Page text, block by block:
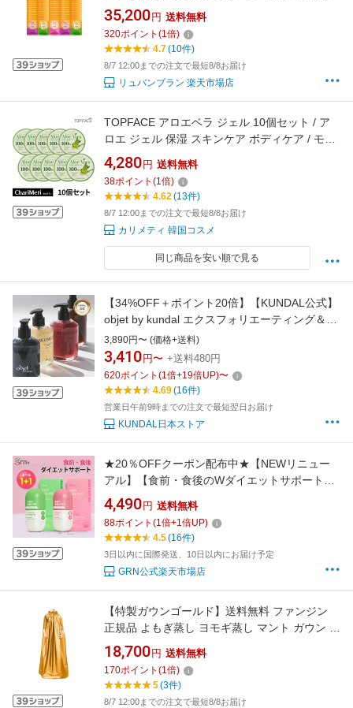
黄土座浴器 韓国 よもぎ 座浴剤 黄土座浴専用座
浴剤 よもぎ蒸し座浴剤 【オリエンタルドライ
ハーブ】
35,200 円 送料無料
320ポイント (1倍)
4.7(10件)
8/7 12:00までの注文で最短8/8お届け
リュバンブラン 楽天市場店
TOPFACE アロエベラ ジェル 10個セット / ア
ロエ ジェル 保湿 スキンケア ボディケア / モイ
スチャー ゲル / 韓国コスメ 送料無料 (宅急便)
4,280 円 送料無料
38ポイント (1倍)
4.62(13件)
8/7 12:00までの注文で最短8/8お届け
カリメティ 韓国コスメ
同じ商品を安い順で見る
【34%OFF＋ポイント20倍】【KUNDAL公式】
objet by kundal エクスフォリエーティング＆ウ
ォータフル ハンドソープ 300ml クンダル
OBJET BY KUNDAL EXFOLIATING &
WATERFULL HAND WASH
3,890円〜 (価格+送料)
3,410 円〜 +送料480円
620ポイント (1倍+19倍UP)〜
4.69(16件)
営業日午前9時までの注文で最短翌日お届け
KUNDAL日本ストア
★20％OFFクーポン配布中★【NEWリニュー
アル】【食前・食後のWダイエットサポート】
ピンク・グリーンスリム(選べる1+1) 30日 ダイ
エット スリムバランスガルシニア カテキン サ
プリ ダイエット スッキリ ビオチン ピンクスリ
ム＆ビオチン グリーンスリム＆快便【grn+公
式】
4,490 円 送料無料
88ポイント (1倍+1倍UP)
4.5(16件)
3日以内に国際発送、10日以内にお届け予定
GRN公式楽天市場店
【特製ガウンゴールド】送料無料 ファンジン
正規品 よもぎ蒸し ヨモギ蒸し マント ガウン 自
宅 ファンジン よもぎ蒸し用ガウン 服 座浴服 専
用服 黄土座浴器 韓国
18,700 円 送料無料
170ポイント (1倍)
5(3件)
8/7 12:00までの注文で最短8/8お届け